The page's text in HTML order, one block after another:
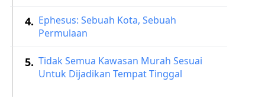
Ephesus: Sebuah Kota, Sebuah
Permulaan
Tidak Semua Kawasan Murah Sesuai
Untuk Dijadikan Tempat Tinggal